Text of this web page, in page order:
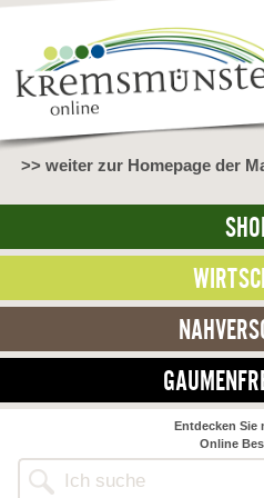
>> weiter zur Homepage der
Entdecken Sie
Online
NAHVERSORGER
>> Bauernmarkt <<